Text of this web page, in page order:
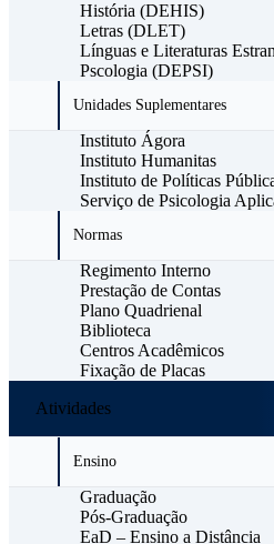
História (DEHIS)
Letras (DLET)
Línguas e Literaturas
Pscologia (DEPSI)
Unidades Suplementares
Instituto Ágora
Instituto Humanitas
Instituto de Políticas
Serviço de Psicologia
Normas
Regimento Interno
Prestação de Contas
Plano Quadrienal
Biblioteca
Centros Acadêmicos
Fixação de Placas
Atividades
Ensino
Graduação
Pós-Graduação
EaD – Ensino a Distância